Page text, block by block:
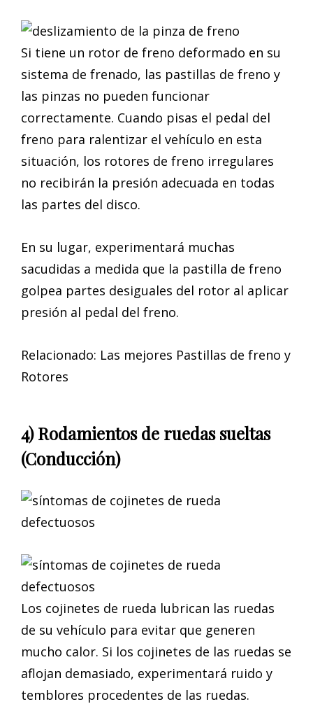
Si tiene un rotor de freno deformado en su
sistema de frenado, las pastillas de freno y
las pinzas no pueden funcionar
correctamente. Cuando pisas el pedal del
freno para ralentizar el vehículo en esta
situación, los rotores de freno irregulares
no recibirán la presión adecuada en todas
las partes del disco.
En su lugar, experimentará muchas
sacudidas a medida que la pastilla de freno
golpea partes desiguales del rotor al aplicar
presión al pedal del freno.
Relacionado: Las mejores Pastillas de freno y
Rotores
4) Rodamientos de ruedas sueltas
(Conducción)
Los cojinetes de rueda lubrican las ruedas
de su vehículo para evitar que generen
mucho calor. Si los cojinetes de las ruedas se
aflojan demasiado, experimentará ruido y
temblores procedentes de las ruedas.